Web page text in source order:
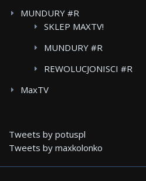
MUNDURY #R
SKLEP MAXTV!
MUNDURY #R
REWOLUCJONISCI #R
MaxTV
Tweets by potuspl
Tweets by maxkolonko